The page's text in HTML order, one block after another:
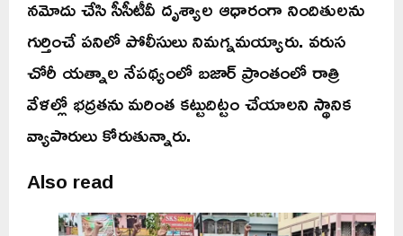
నమోదు చేసి సీసీటీవీ దృశ్యాల ఆధారంగా నిందితులను
గుర్తించే పనిలో పోలీసులు నిమగ్నమయ్యారు. వరుస
చోరీ యత్నాల నేపథ్యంలో బజార్ ప్రాంతంలో రాత్రి
వేళల్లో భద్రతను మరింత కట్టుదిట్టం చేయాలని స్థానిక
వ్యాపారులు కోరుతున్నారు.
Also read